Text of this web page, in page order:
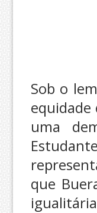
Sob o
equidade
uma
que